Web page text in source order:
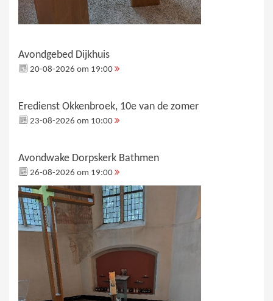
Avondgebed Dijkhuis
20-08-2026 om 19:00
Eredienst Okkenbroek, 10e van de zomer
23-08-2026 om 10:00
Avondwake Dorpskerk Bathmen
26-08-2026 om 19:00